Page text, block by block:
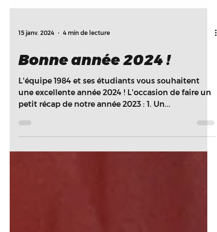
15 janv. 2024 4 min de lecture
Bonne année 2024 !
L'équipe 1984 et ses étudiants vous souhaitent
une excellente année 2024 ! L'occasion de faire un
petit récap de notre année 2023 : 1. Un...